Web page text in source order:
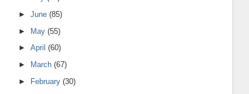
►June(85)
► May(55)
►April(60)
►
March(67)
►
February(30)